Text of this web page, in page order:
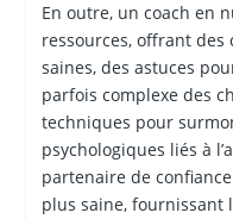
En outre, un coach en
ressources, offrant des
saines, des astuces
parfois complexe des
techniques pour
psychologiques liés à
partenaire de
plus saine, fournissant